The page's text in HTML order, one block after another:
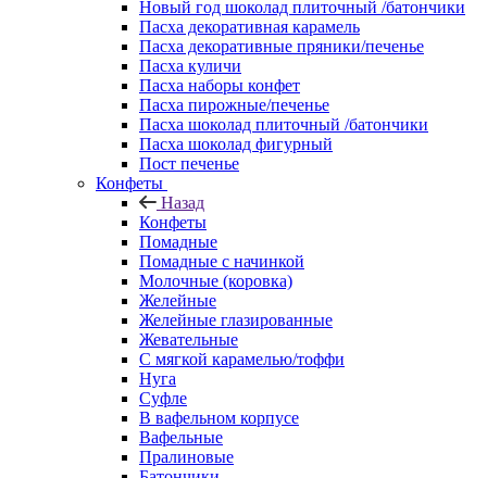
Новый год шоколад плиточный /батончики
Пасха декоративная карамель
Пасха декоративные пряники/печенье
Пасха куличи
Пасха наборы конфет
Пасха пирожные/печенье
Пасха шоколад плиточный /батончики
Пасха шоколад фигурный
Пост печенье
Конфеты
Назад
Конфеты
Помадные
Помадные с начинкой
Молочные (коровка)
Желейные
Желейные глазированные
Жевательные
С мягкой карамелью/тоффи
Нуга
Суфле
В вафельном корпусе
Вафельные
Пралиновые